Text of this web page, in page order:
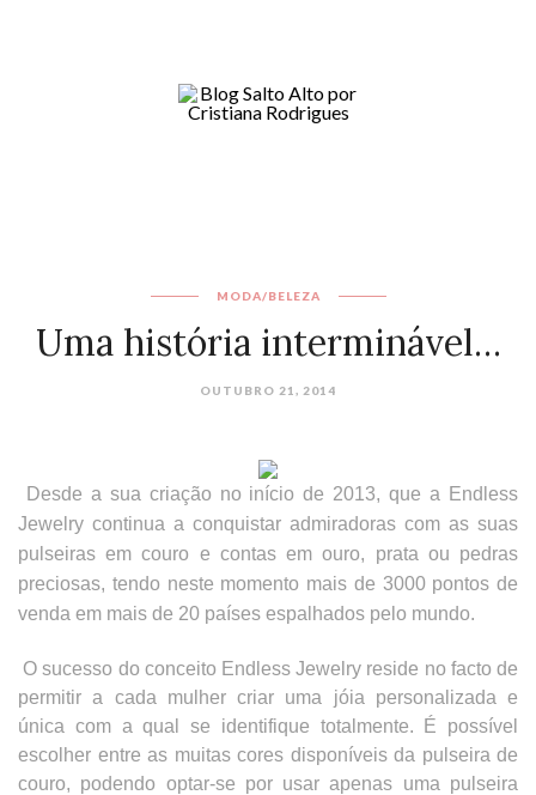
MODA/BELEZA
OUTUBRO 21, 2014
Desde a sua criação no início de 2013, que a
Endless
Jewelry continua a conquistar admiradoras com as suas
pulseiras em couro e contas em ouro, prata ou pedras
preciosas, tendo neste momento mais de 3000 pontos de
venda em mais de 20 países espalhados pelo mundo.
O sucesso do conceito Endless Jewelry reside no facto de
permitir a cada mulher criar uma jóia personalizada e
única com a qual se identifique totalmente.
É possível
escolher entre as muitas cores disponíveis da pulseira de
couro, podendo optar-se por usar apenas uma pulseira